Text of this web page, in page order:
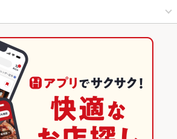
段下 × 海鮮 フライドポテト
九段下のグルメランキング